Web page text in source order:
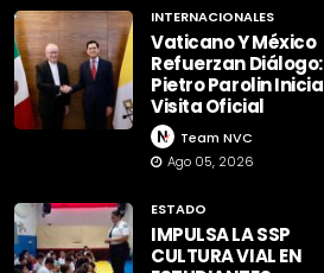
INTERNACIONALES
Vaticano Y México
Refuerzan Diálogo:
Pietro Parolin Inicia
Visita Oficial
Team NVC
Ago 05, 2026
ESTADO
IMPULSA LA SSP
CULTURA VIAL EN